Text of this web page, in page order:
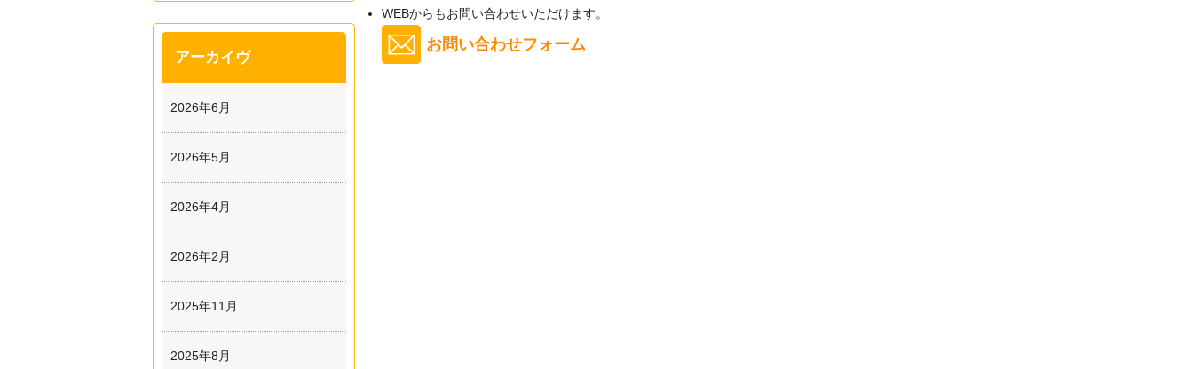
WEBからもお問い合わせいただけます。
お問い合わせフォーム
アーカイヴ
2026年6月
2026年5月
2026年4月
2026年2月
2025年11月
2025年8月